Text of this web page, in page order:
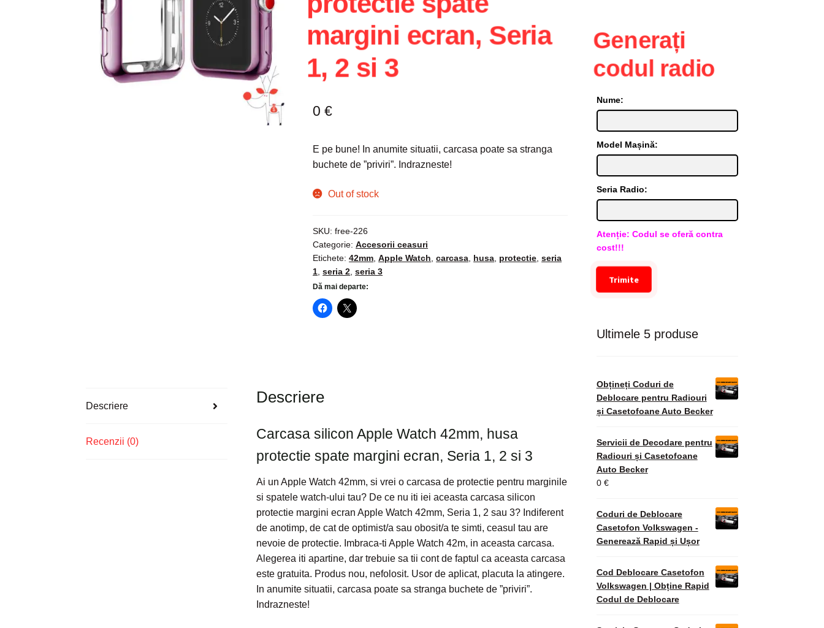
margini ecran, Seria
1, 2 si 3
0€
E pe bune! In anumite situatii, carcasa poate sa stranga
buchete de ”priviri”. Indrazneste!
Out of stock
SKU:free-226
Categorie:Accesorii ceasuri
Etichete:42mm,Apple Watch,carcasa, husa, protectie,seria
1,seria 2,seria 3
Dă mai departe:
Descriere
Recenzii (0)
Descriere
Carcasa silicon Apple Watch 42mm, husa
protectie spate margini ecran, Seria 1, 2 si 3
Ai un Apple Watch 42mm, si vrei o carcasa de protectie pentru marginile
si spatele watch-ului tau? De ce nu iti iei aceasta carcasa silicon
protectie margini ecran Apple Watch 42mm, Seria 1, 2 sau 3? Indiferent
de anotimp, de cat de optimist/a sau obosit/a te simti, ceasul tau are
nevoie de protectie. Imbraca-ti Apple Watch 42m, in aceasta carcasa.
Alegerea iti apartine, dar trebuie sa tii cont de faptul ca aceasta carcasa
este gratuita. Produs nou, nefolosit. Usor de aplicat, placuta la atingere.
In anumite situatii, carcasa poate sa stranga buchete de ”priviri”.
Indrazneste!
Generați
codul radio
Nume:
Model Mașină:
Seria Radio:
Atenție: Codul se oferă contra
cost!!!
Trimite
Ultimele 5 produse
Obțineți Coduri de
Deblocare pentru Radiouri
și Casetofoane Auto Becker
Servicii de Decodare pentru
Radiouri și Casetofoane
Auto Becker
0 €
Coduri de Deblocare
Casetofon Volkswagen -
Generează Rapid și Ușor
Cod Deblocare Casetofon
Volkswagen | Obține Rapid
Codul de Deblocare